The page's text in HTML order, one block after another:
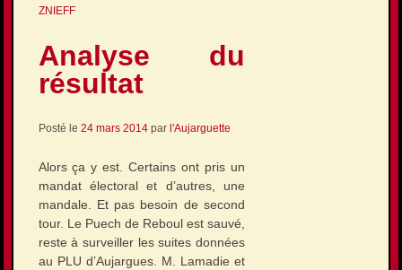
ZNIEFF
Analyse du
résultat
Posté le 24 mars 2014par l'Aujarguette
Alors ça y est. Certains ont pris un
mandat électoral et d’autres, une
mandale. Et pas besoin de second
tour. Le Puech de Reboul est sauvé,
reste à surveiller les suites données
au PLU d’Aujargues. M. Lamadie et